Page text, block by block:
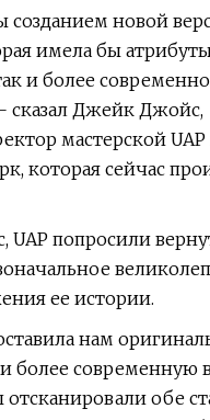
новой
имела бы
и более
сказал Джейк Джойс,
мастерской
которая сейчас
попросили
ее истории.
нам
и более современную
обе